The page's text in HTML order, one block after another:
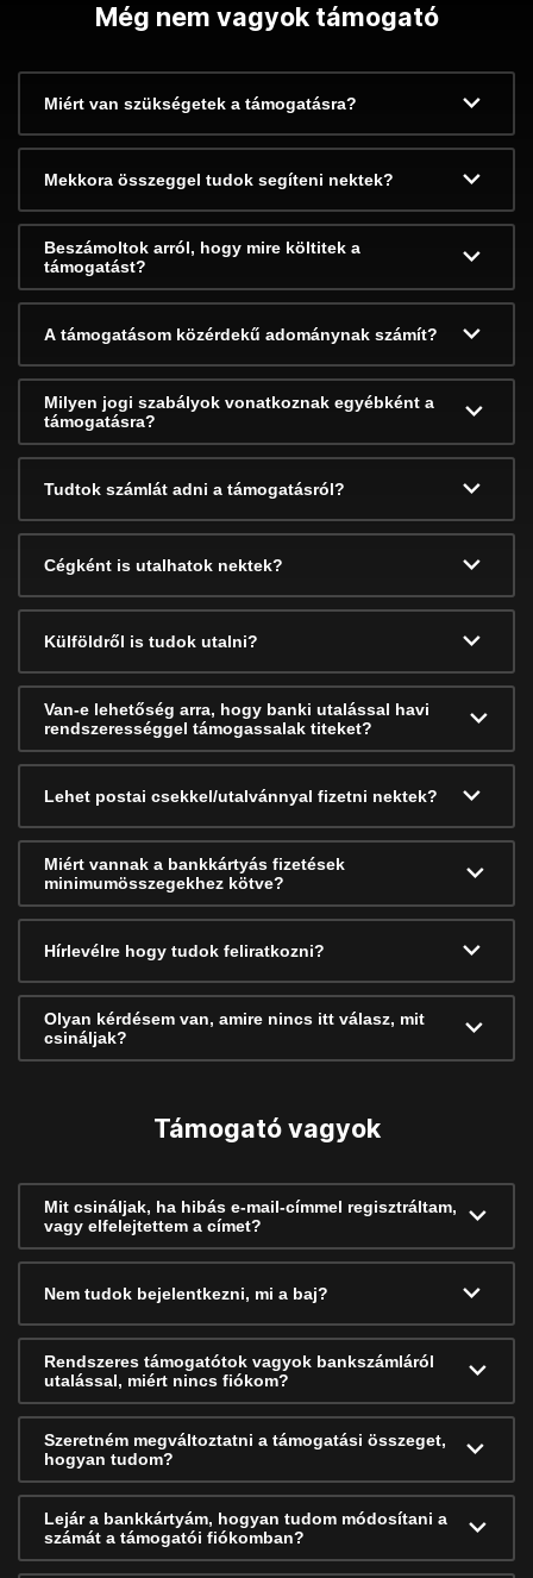
Még nem vagyok támogató
Miért van szükségetek a támogatásra?
Mekkora összeggel tudok segíteni nektek?
Beszámoltok arról, hogy mire költitek a
támogatást?
A támogatásom közérdekű adománynak számít?
Milyen jogi szabályok vonatkoznak egyébként a
támogatásra?
Tudtok számlát adni a támogatásról?
Cégként is utalhatok nektek?
Külföldről is tudok utalni?
Van-e lehetőség arra, hogy banki utalással havi
rendszerességgel támogassalak titeket?
Lehet postai csekkel/utalvánnyal fizetni nektek?
Miért vannak a bankkártyás fizetések
minimumösszegekhez kötve?
Hírlevélre hogy tudok feliratkozni?
Olyan kérdésem van, amire nincs itt válasz, mit
csináljak?
Támogató vagyok
Mit csináljak, ha hibás e-mail-címmel regisztráltam,
vagy elfelejtettem a címet?
Nem tudok bejelentkezni, mi a baj?
Rendszeres támogatótok vagyok bankszámláról
utalással, miért nincs fiókom?
Szeretném megváltoztatni a támogatási összeget,
hogyan tudom?
Lejár a bankkártyám, hogyan tudom módosítani a
számát a támogatói fiókomban?